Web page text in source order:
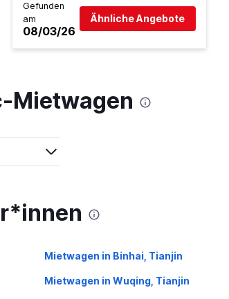
Gefunden
am
08/03/26
Ähnliche Angebote
Mietwagen
Mietwagen in Binhai, Tianjin
Mietwagen in Wuqing, Tianjin